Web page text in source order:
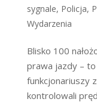
sygnale, Policja,
Wydarzenia
Blisko 100
prawa jazdy –
funkcjonariuszy
kontrolowali